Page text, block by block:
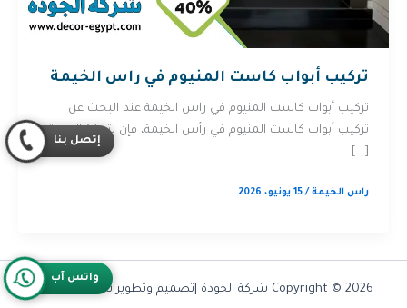
تركيب أبواب كاست المنيوم في راس الخيمة
تركيب أبواب كاست المنيوم في راس الخيمة عند البحث عن
تركيب أبواب كاست المنيوم في رأس الخيمة، فإن شركة الجودة
[…]
راس الخيمة/15 يونيو، 2026
Copyright © 2026 شركة الجودة |تصميم وتطوير شركة Olymoo
واتس آب
إتصل بنا